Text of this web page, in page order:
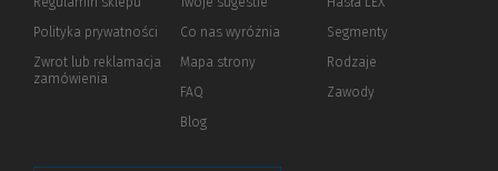
Polityka prywatności (Nowe
(Link
innej
Zwrot lub reklamacja
zamówienia
innej
strony)
Co nas wyróżnia
Mapa strony
FAQ
Blog
Segmenty
Rodzaje
Zawody